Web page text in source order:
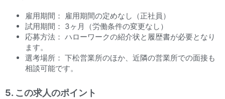
雇用期間： 雇用期間の定めなし（正社員）
試用期間： 3ヶ月（労働条件の変更なし）
応募方法： ハローワークの紹介状と履歴書が必要となり
ます。
選考場所： 下松営業所のほか、近隣の営業所での面接も
相談可能です。
5. この求人のポイント